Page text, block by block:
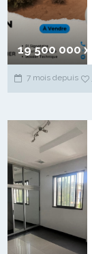
19 500 000
7 mois depuis